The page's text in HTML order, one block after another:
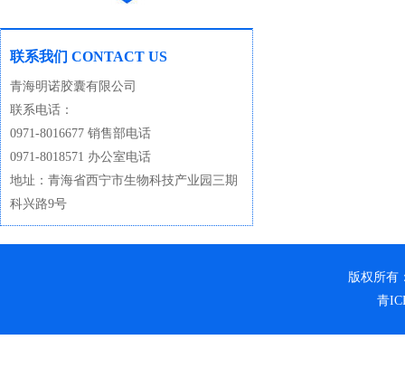
联系我们 CONTACT US
青海明诺胶囊有限公司
联系电话：
0971-8016677 销售部电话
0971-8018571 办公室电话
地址：青海省西宁市生物科技产业园三期
科兴路9号
版权所有
青